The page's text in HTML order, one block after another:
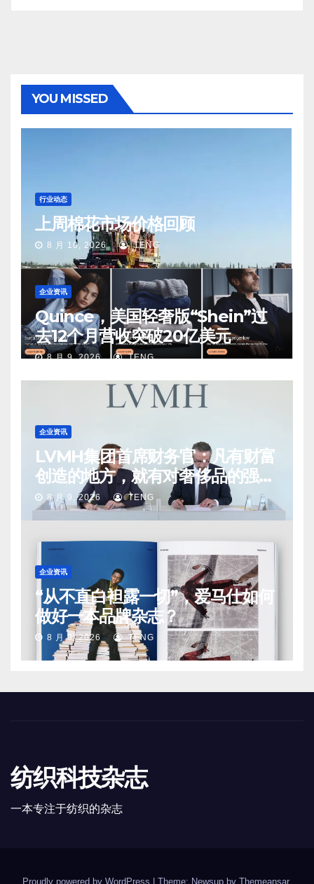
YOU MISSED
行业动态
上周棉花市场价格回顾
8 月 10, 2026 TENG
企业资讯
Quince，美国轻奢版“Shein”过
去12个月营收突破20亿美元
8 月 9, 2026 TENG
企业资讯
LVMH集团首席财务官：凡有财富
创造的地方，就有对奢侈品的强烈
需求
8 月 9, 2026 TENG
企业资讯
“从不直白袒露一切”，爱马仕如何
做好一本品牌杂志？
8 月 9, 2026 TENG
纺织科技杂志
一本专注于纺织的杂志
Proudly powered by WordPress Theme: Newsup by Themeansar.